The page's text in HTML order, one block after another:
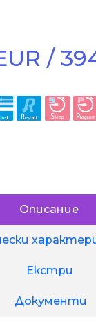
/
Описание
Екстри
Документи